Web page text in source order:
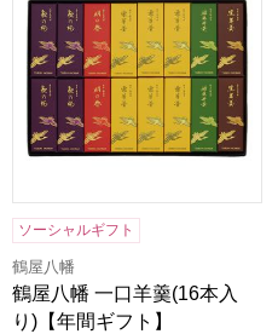
ソーシャルギフト
鶴屋八幡
鶴屋八幡 一口羊羹(16本入
り)【年間ギフト】